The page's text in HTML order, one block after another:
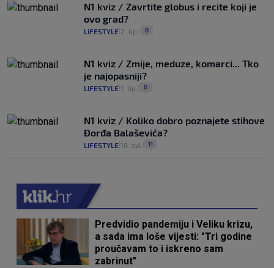
N1 kviz / Zavrtite globus i recite koji je
ovo grad?
LIFESTYLE 2. lip. 0
N1 kviz / Zmije, meduze, komarci... Tko
je najopasniji?
LIFESTYLE 1. lip. 0
N1 kviz / Koliko dobro poznajete stihove
Đorđa Balaševića?
LIFESTYLE 18. svi. 11
Predvidio pandemiju i Veliku krizu,
a sada ima loše vijesti: "Tri godine
proučavam to i iskreno sam
zabrinut"